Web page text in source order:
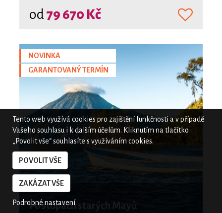
Tento web využívá cookies pro zajištění funkčnosti a v případě
Vašeho souhlasu i k dalším účelům. Kliknutím na tlačítko
„Povolit vše“ souhlasíte s využíváním cookies.
POVOLIT VŠE
ZAKÁZAT VŠE
Podrobné nastavení
od79 670 Kč
NOVINKA
GARANTOVANÝ TERMÍN
Po stopách starých Mayů